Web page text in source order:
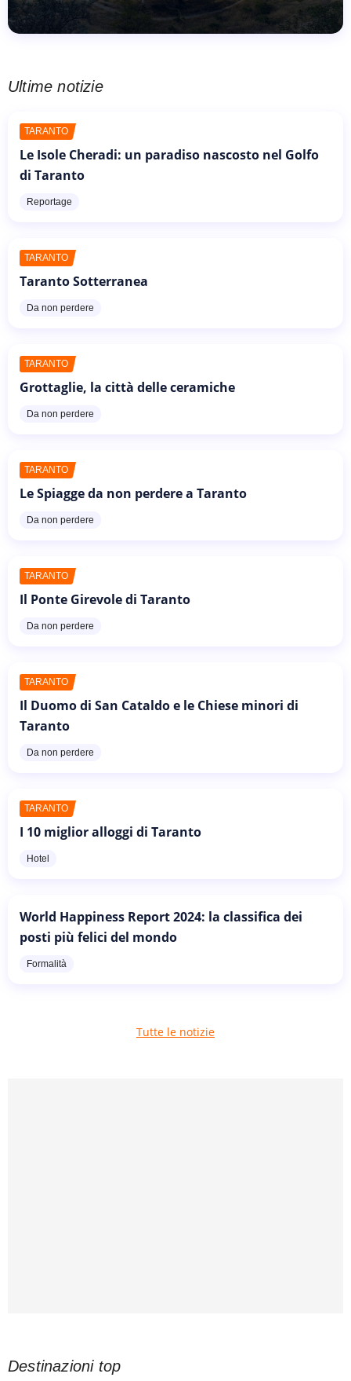
Ultime notizie
TARANTO
Le Isole Cheradi: un paradiso nascosto nel Golfo
di Taranto
Reportage
TARANTO
Taranto Sotterranea
Da non perdere
TARANTO
Grottaglie, la città delle ceramiche
Da non perdere
TARANTO
Le Spiagge da non perdere a Taranto
Da non perdere
TARANTO
Il Ponte Girevole di Taranto
Da non perdere
TARANTO
Il Duomo di San Cataldo e le Chiese minori di
Taranto
Da non perdere
TARANTO
I 10 miglior alloggi di Taranto
Hotel
World Happiness Report 2024: la classifica dei
posti più felici del mondo
Formalità
Tutte le notizie
Destinazioni top